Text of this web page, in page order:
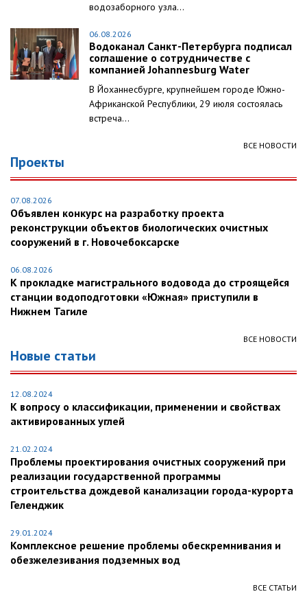
водозаборного узла...
06.08.2026
Водоканал Санкт-Петербурга подписал
соглашение о сотрудничестве с
компанией Johannesburg Water
В Йоханнесбурге, крупнейшем городе Южно-
Африканской Республики, 29 июля состоялась
встреча...
ВСЕ НОВОСТИ
Проекты
07.08.2026
Объявлен конкурс на разработку проекта
реконструкции объектов биологических очистных
сооружений в г. Новочебоксарске
06.08.2026
К прокладке магистрального водовода до строящейся
станции водоподготовки «Южная» приступили в
Нижнем Тагиле
ВСЕ НОВОСТИ
Новые статьи
12.08.2024
К вопросу о классификации, применении и свойствах
активированных углей
21.02.2024
Проблемы проектирования очистных сооружений при
реализации государственной программы
строительства дождевой канализации города-курорта
Геленджик
29.01.2024
Комплексное решение проблемы обескремнивания и
обезжелезивания подземных вод
ВСЕ СТАТЬИ